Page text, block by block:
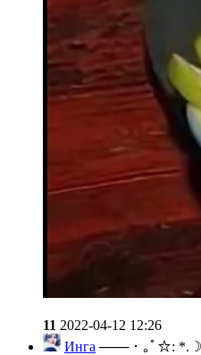
11 2022-04-12 12:26
Инга ─── ･ ｡ﾟ☆: